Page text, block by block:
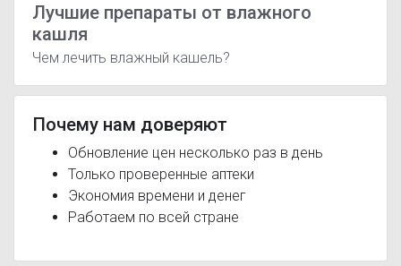
Лучшие препараты от влажного
кашля
Чем лечить влажный кашель?
Почему нам доверяют
Обновление цен несколько раз в день
Только проверенные аптеки
Экономия времени и денег
Работаем по всей стране